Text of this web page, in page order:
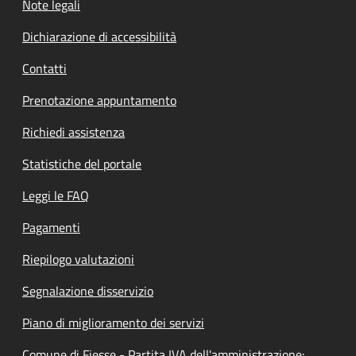
Note legali
Dichiarazione di accessibilità
Contatti
Prenotazione appuntamento
Richiedi assistenza
Statistiche del portale
Leggi le FAQ
Pagamenti
Riepilogo valutazioni
Segnalazione disservizio
Piano di miglioramento dei servizi